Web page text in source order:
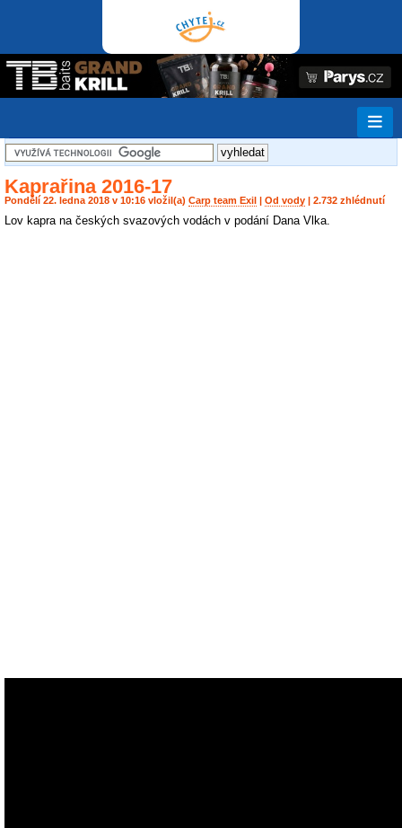
Kaprařina 2016-17
Pondělí 22. ledna 2018 v 10:16 vložil(a) Carp team Exil Od vody | 2.732 zhlédnutí
Lov kapra na českých svazových vodách v podání Dana Vlka.